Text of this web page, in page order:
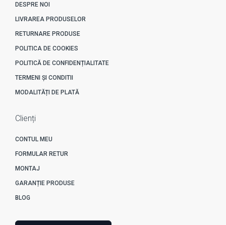
DESPRE NOI
LIVRAREA PRODUSELOR
RETURNARE PRODUSE
POLITICA DE COOKIES
POLITICĂ DE CONFIDENȚIALITATE
TERMENI ȘI CONDITII
MODALITĂȚI DE PLATĂ
Clienți
CONTUL MEU
FORMULAR RETUR
MONTAJ
GARANȚIE PRODUSE
BLOG